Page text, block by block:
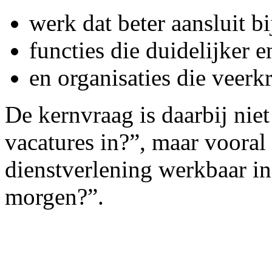
werk dat beter aansluit
functies die duidelijker
en organisaties die
De kernvraag is daarbij
vacatures in?”, maar
dienstverlening werkbaar
morgen?”.